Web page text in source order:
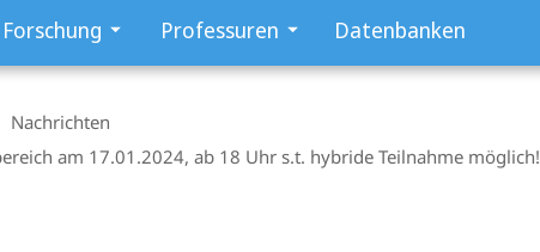
Forschung Professuren Datenbanken
Nachrichten
am 17.01.2024, ab 18 Uhr s.t. hybride Teilnahme möglich!